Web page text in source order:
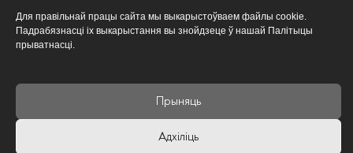
Для правільнай працы сайта мы выкарыстоўваем файлы cookie.
Падрабязнасці іх выкарыстання вы знойдзеце ў нашай Палітыцы
прыватнасці.
Прыняць
Адхіліць
Архіў вакансій
Палітыка прыватнасці